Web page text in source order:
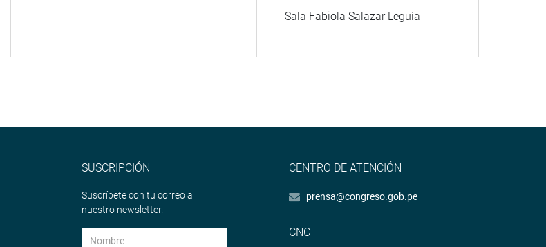
Sala Fabiola Salazar Leguía
SUSCRIPCIÓN
Suscríbete con tu correo a
nuestro newsletter.
CENTRO DE ATENCIÓN
prensa@congreso.gob.pe
CNC